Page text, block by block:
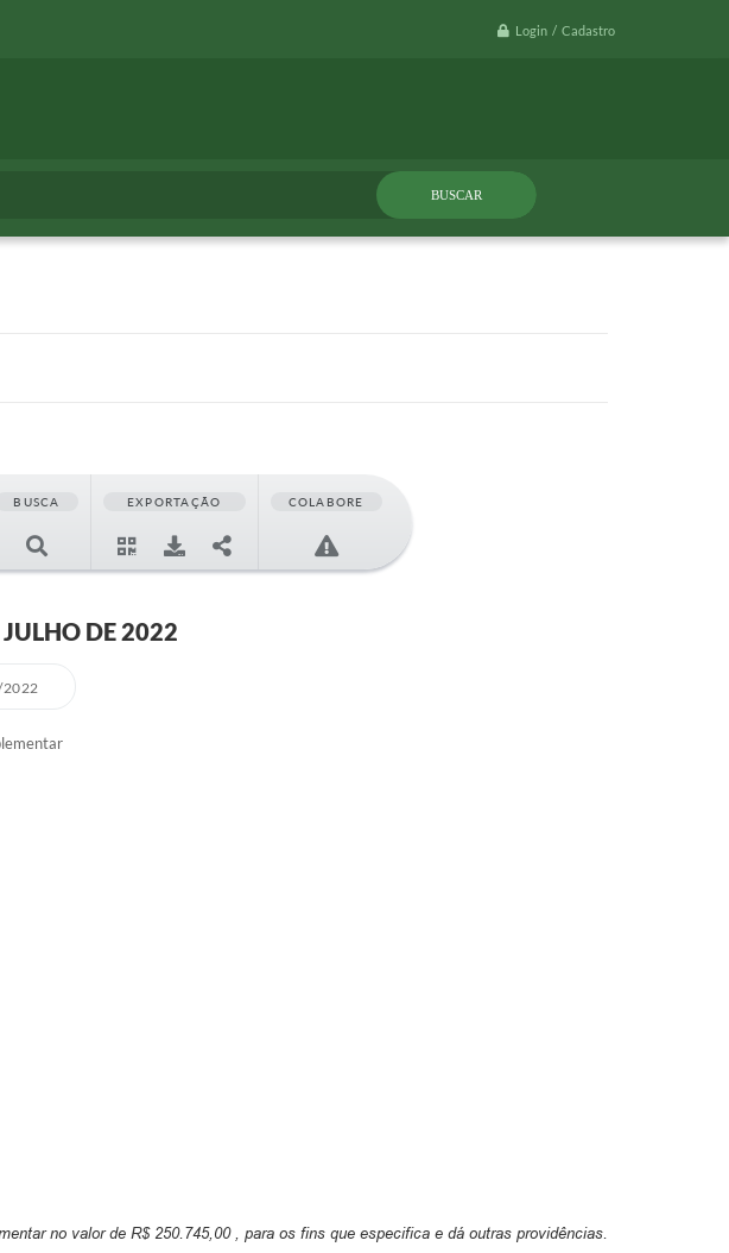
Login / Cadastro
BUSCA EXPORTAÇÃO COLABORE
DE 2022
no valor de R$ 250.745,00 , para os fins que especifica e dá outras providências.